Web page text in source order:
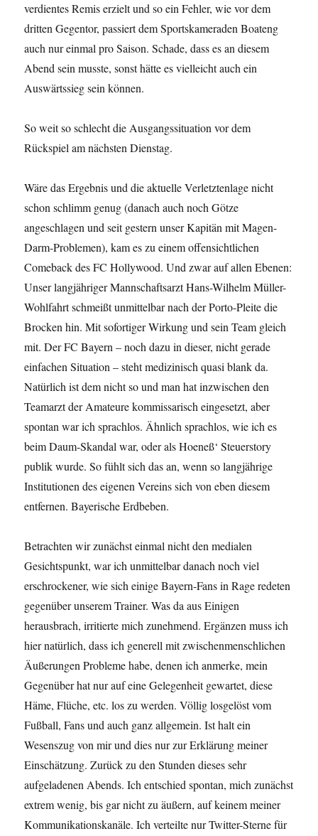
verdientes Remis erzielt und so ein Fehler, wie vor dem
dritten Gegentor, passiert dem Sportskameraden Boateng
auch nur einmal pro Saison. Schade, dass es an diesem
Abend sein musste, sonst hätte es vielleicht auch ein
Auswärtssieg sein können.
So weit so schlecht die Ausgangssituation vor dem
Rückspiel am nächsten Dienstag.
Wäre das Ergebnis und die aktuelle Verletztenlage nicht
schon schlimm genug (danach auch noch Götze
angeschlagen und seit gestern unser Kapitän mit Magen-
Darm-Problemen), kam es zu einem offensichtlichen
Comeback des FC Hollywood. Und zwar auf allen Ebenen:
Unser langjähriger Mannschaftsarzt Hans-Wilhelm Müller-
Wohlfahrt schmeißt unmittelbar nach der Porto-Pleite die
Brocken hin. Mit sofortiger Wirkung und sein Team gleich
mit. Der FC Bayern – noch dazu in dieser, nicht gerade
einfachen Situation – steht medizinisch quasi blank da.
Natürlich ist dem nicht so und man hat inzwischen den
Teamarzt der Amateure kommissarisch eingesetzt, aber
spontan war ich sprachlos. Ähnlich sprachlos, wie ich es
beim Daum-Skandal war, oder als Hoeneß‘ Steuerstory
publik wurde. So fühlt sich das an, wenn so langjährige
Institutionen des eigenen Vereins sich von eben diesem
entfernen. Bayerische Erdbeben.
Betrachten wir zunächst einmal nicht den medialen
Gesichtspunkt, war ich unmittelbar danach noch viel
erschrockener, wie sich einige Bayern-Fans in Rage redeten
gegenüber unserem Trainer. Was da aus Einigen
herausbrach, irritierte mich zunehmend. Ergänzen muss ich
hier natürlich, dass ich generell mit zwischenmenschlichen
Äußerungen Probleme habe, denen ich anmerke, mein
Gegenüber hat nur auf eine Gelegenheit gewartet, diese
Häme, Flüche, etc. los zu werden. Völlig losgelöst vom
Fußball, Fans und auch ganz allgemein. Ist halt ein
Wesenszug von mir und dies nur zur Erklärung meiner
Einschätzung. Zurück zu den Stunden dieses sehr
aufgeladenen Abends. Ich entschied spontan, mich zunächst
extrem wenig, bis gar nicht zu äußern, auf keinem meiner
Kommunikationskanäle. Ich verteilte nur Twitter-Sterne für